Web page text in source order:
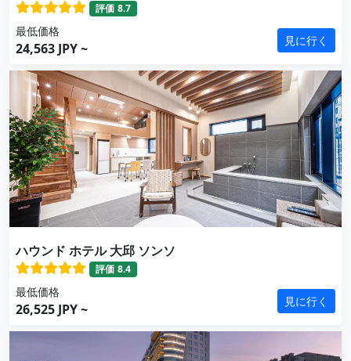
評価 8.7
最低価格
24,563 JPY ~ 見に行く
ハウンド ホテル 大邱 ソンソ
評価 8.4
最低価格
26,525 JPY ~ 見に行く